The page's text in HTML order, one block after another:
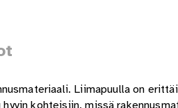
Liimapuulla on